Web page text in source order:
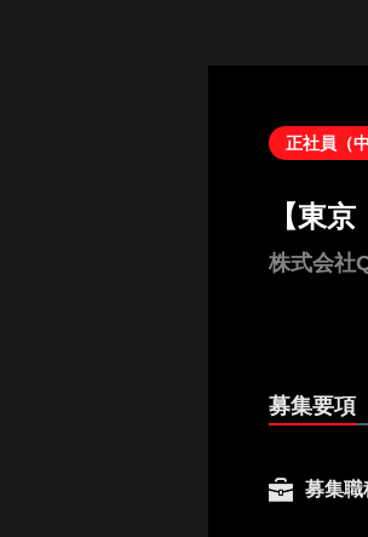
正社員（中
【東
株式会社
募集要項
募集職